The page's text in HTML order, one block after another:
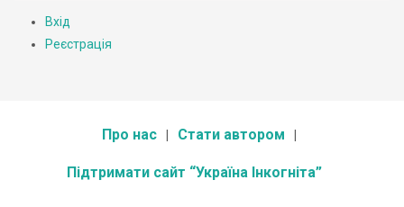
Вхід
Реєстрація
Про нас Стати автором
Підтримати сайт “Україна Інкогніта”